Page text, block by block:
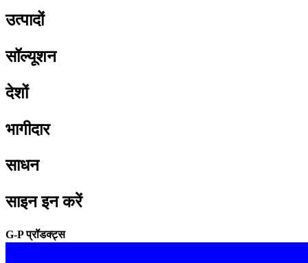
उत्पादों​​
सॉल्यूशन​​
देशों​​
भागीदार​​
साधन​​
साइन इन करें​​
G-P प्रॉडक्ट्स​​